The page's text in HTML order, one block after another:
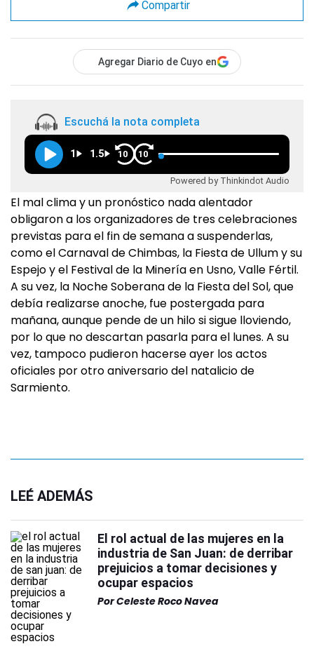
Compartir
Agregar Diario de Cuyo en
Escuchá la nota completa
1 1.5 10 10
Powered by Thinkindot Audio
El mal clima y un pronóstico nada alentador
obligaron a los organizadores de tres celebraciones
previstas para el fin de semana a suspenderlas,
como el Carnaval de Chimbas, la Fiesta de Ullum y su
Espejo y el Festival de la Minería en Usno, Valle Fértil.
A su vez, la Noche Soberana de la Fiesta del Sol, que
debía realizarse anoche, fue postergada para
mañana, aunque pende de un hilo si sigue lloviendo,
por lo que no descartan pasarla para el lunes. A su
vez, tampoco pudieron hacerse ayer los actos
oficiales por otro aniversario del natalicio de
Sarmiento.
LEÉ ADEMÁS
El rol actual de las mujeres en la
industria de San Juan: de derribar
prejuicios a tomar decisiones y
ocupar espacios
PorCeleste Roco Navea